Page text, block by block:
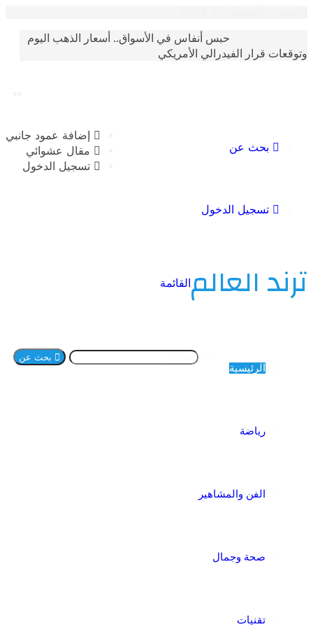
حبس أنفاس في الأسواق.. أسعار الذهب اليوم
قرار الفيدرالي الأمريكي
إضافة عمود جانبي
مقال عشوائي
تسجيل الدخول
بحث عن
تسجيل الدخول
العالمالقائمة
الفن والمشاهير
صحة وجمال
بحث عن